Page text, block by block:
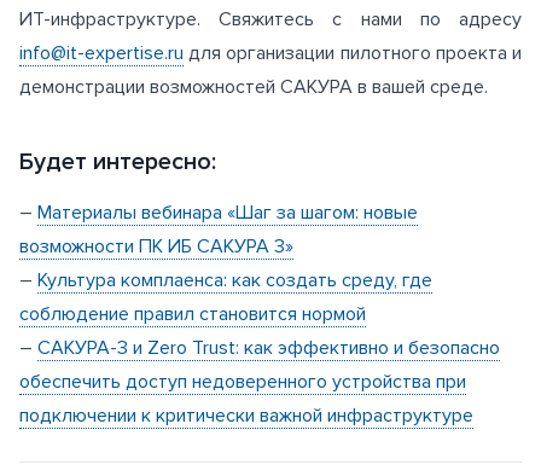
ИТ-инфраструктуре. Свяжитесь с нами по адресу
info@it-expertise.ru для организации пилотного проекта и
демонстрации возможностей САКУРА в вашей среде.
Будет интересно:
– Материалы вебинара «Шаг за шагом: новые
возможности ПК ИБ САКУРА 3»
– Культура комплаенса: как создать среду, где
соблюдение правил становится нормой
– САКУРА-3 и Zero Trust: как эффективно и безопасно
обеспечить доступ недоверенного устройства при
подключении к критически важной инфраструктуре